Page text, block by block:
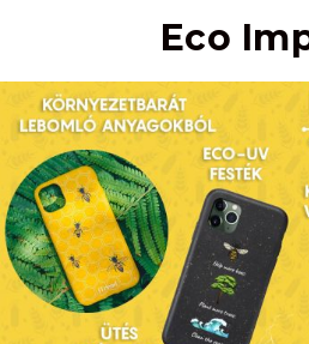
Eco